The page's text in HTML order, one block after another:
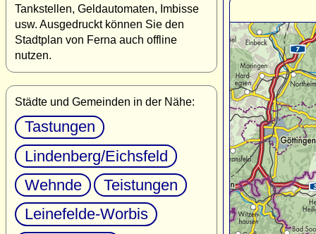
Tankstellen, Geldautomaten, Imbisse
usw. Ausgedruckt können Sie den
Stadtplan von Ferna auch offline
nutzen.
Städte und Gemeinden in der Nähe:
Tastungen
Lindenberg/Eichsfeld
Wehnde
Teistungen
Leinefelde-Worbis